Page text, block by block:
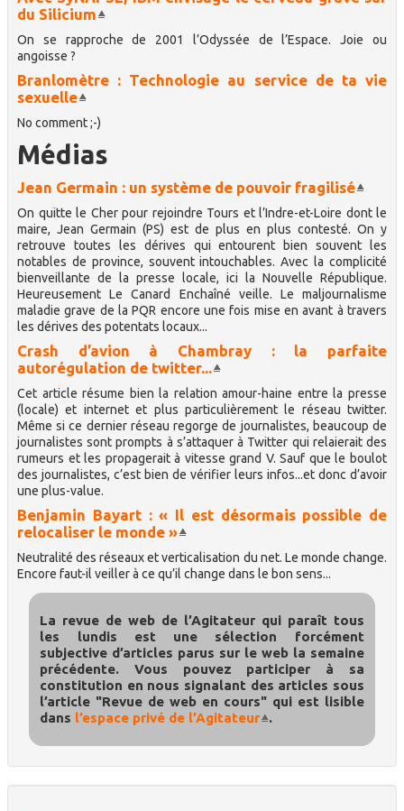
du Silicium
On se rapproche de 2001 l’Odyssée de l’Espace. Joie ou
angoisse ?
Branlomètre : Technologie au service de ta vie
sexuelle
No comment ;-)
Médias
Jean Germain : un système de pouvoir fragilisé
On quitte le Cher pour rejoindre Tours et l’Indre-et-Loire dont le
maire, Jean Germain (PS) est de plus en plus contesté. On y
retrouve toutes les dérives qui entourent bien souvent les
notables de province, souvent intouchables. Avec la complicité
bienveillante de la presse locale, ici la Nouvelle République.
Heureusement Le Canard Enchaîné veille. Le maljournalisme
maladie grave de la PQR encore une fois mise en avant à travers
les dérives des potentats locaux...
Crash d’avion à Chambray : la parfaite
autorégulation de twitter...
Cet article résume bien la relation amour-haine entre la presse
(locale) et internet et plus particulièrement le réseau twitter.
Même si ce dernier réseau regorge de journalistes, beaucoup de
journalistes sont prompts à s’attaquer à Twitter qui relaierait des
rumeurs et les propagerait à vitesse grand V. Sauf que le boulot
des journalistes, c’est bien de vérifier leurs infos...et donc d’avoir
une plus-value.
Benjamin Bayart : « Il est désormais possible de
relocaliser le monde »
Neutralité des réseaux et verticalisation du net. Le monde change.
Encore faut-il veiller à ce qu’il change dans le bon sens...
La revue de web de l’Agitateur qui paraît tous
les lundis est une sélection forcément
subjective d’articles parus sur le web la semaine
précédente. Vous pouvez participer à sa
constitution en nous signalant des articles sous
l’article "Revue de web en cours" qui est lisible
dans l’espace privé de l’Agitateur .